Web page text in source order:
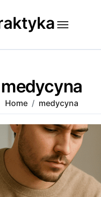
medycyna
Home medycyna